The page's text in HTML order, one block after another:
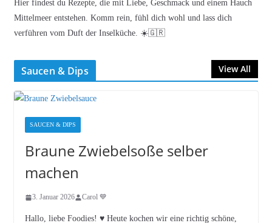
Hier findest du Rezepte, die mit Liebe, Geschmack und einem Hauch
Mittelmeer entstehen. Komm rein, fühl dich wohl und lass dich
verführen vom Duft der Inselküche. ☀️🇬🇷
Saucen & Dips View All
SAUCEN & DIPS
Braune Zwiebelsoße selber
machen
3. Januar 2026 Carol 💙
Hallo, liebe Foodies! ♥︎ Heute kochen wir eine richtig schöne,